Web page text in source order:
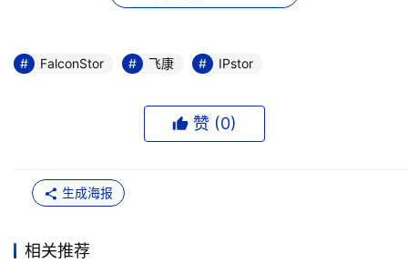
机、存储厂商、连通性和介面(Fibre Channel, iSCSI,
盘资源(磁盘阵列, RAID, tape, etc.)，最大化容量利用。通
美国飞康软件公司欧洲区总裁Guy Berlo表示："34TB数据
强能力得到更完美的展示，不愧是真正的企业级产品。飞康
IPStor企业版为企业带来的众多利益使用户在更好的利用现
化能力也让用户更加轻松的迁移和保护数据，使用户更加安
FalconStor 飞康 IPstor
赞 (0)
生成海报
相关推荐